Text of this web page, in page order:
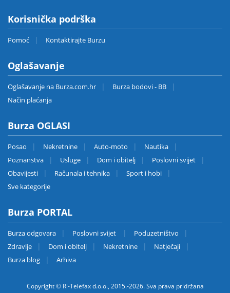
Korisnička podrška
Pomoć Kontaktirajte Burzu
Oglašavanje
Oglašavanje na Burza.com.hr
Burza bodovi - BB
Način plaćanja
Burza OGLASI
Posao Nekretnine Auto-moto
Nautika
Poznanstva
Usluge Dom i obitelj
Poslovni svijet
Obavijesti
Računala i tehnika
Sport i hobi
Sve kategorije
Burza PORTAL
Burza odgovara Poslovni svijet
Poduzetništvo
Zdravlje
Dom i obitelj Nekretnine
Natječaji
Burza blog
Arhiva
Copyright © Ri-Telefax d.o.o., 2015.-2026. Sva prava pridržana